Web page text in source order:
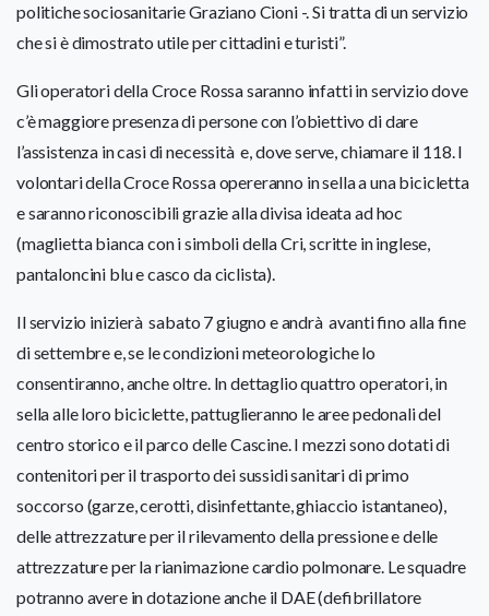
politiche sociosanitarie Graziano Cioni -. Si tratta di un servizio
che si è dimostrato utile per cittadini e turisti”.
Gli operatori della Croce Rossa saranno infatti in servizio dove
c’è maggiore presenza di persone con l’obiettivo di dare
l’assistenza in casi di necessità e, dove serve, chiamare il 118. I
volontari della Croce Rossa opereranno in sella a una bicicletta
e saranno riconoscibili grazie alla divisa ideata ad hoc
(maglietta bianca con i simboli della Cri, scritte in inglese,
pantaloncini blu e casco da ciclista).
Il servizio inizierà sabato 7 giugno e andrà avanti fino alla fine
di settembre e, se le condizioni meteorologiche lo
consentiranno, anche oltre. In dettaglio quattro operatori, in
sella alle loro biciclette, pattuglieranno le aree pedonali del
centro storico e il parco delle Cascine. I mezzi sono dotati di
contenitori per il trasporto dei sussidi sanitari di primo
soccorso (garze, cerotti, disinfettante, ghiaccio istantaneo),
delle attrezzature per il rilevamento della pressione e delle
attrezzature per la rianimazione cardio polmonare. Le squadre
potranno avere in dotazione anche il DAE (defibrillatore